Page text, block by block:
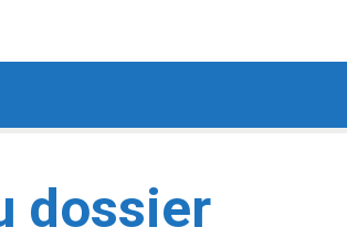
dossier